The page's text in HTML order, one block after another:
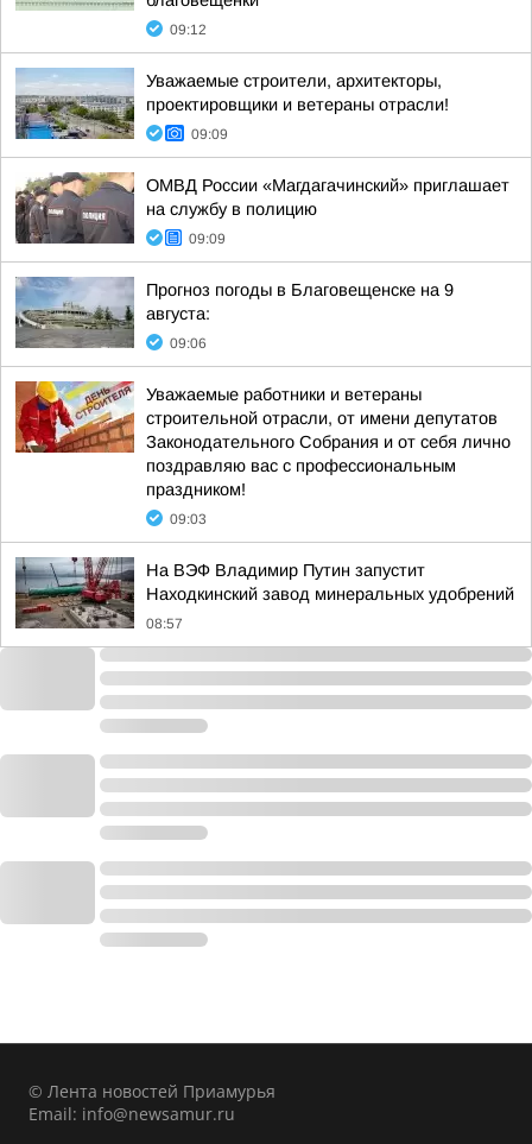
09:12
Уважаемые строители, архитекторы,
проектировщики и ветераны отрасли!
09:09
ОМВД России «Магдагачинский» приглашает
на службу в полицию
09:09
Прогноз погоды в Благовещенске на 9
августа:
09:06
Уважаемые работники и ветераны
строительной отрасли, от имени депутатов
Законодательного Собрания и от себя лично
поздравляю вас с профессиональным
праздником!
09:03
На ВЭФ Владимир Путин запустит
Находкинский завод минеральных удобрений
08:57
© Лента новостей Приамурья
Email: info@newsamur.ru